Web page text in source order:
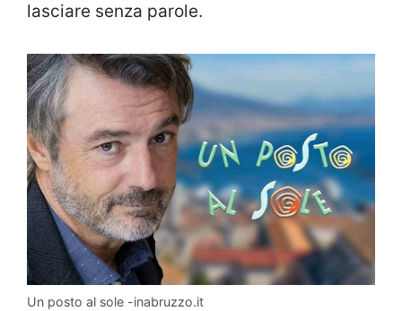
lasciare senza parole.
Un posto al sole -inabruzzo.it